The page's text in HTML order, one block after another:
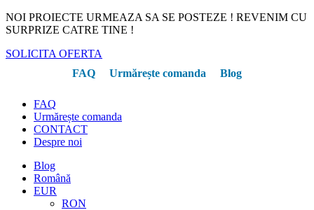
NOI PROIECTE URMEAZA SA SE POSTEZE ! REVENIM CU
SURPRIZE CATRE TINE !
SOLICITA OFERTA
FAQ
Urmărește comanda Blog
FAQ
Urmărește comanda
CONTACT
Despre noi
Blog
Română
EUR
RON